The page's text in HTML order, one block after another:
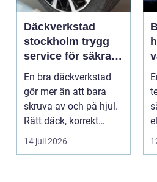
Däckverkstad
stockholm trygg
service för säkra
mil året runt
En bra däckverkstad
gör mer än att bara
skruva av och på hjul.
Rätt däck, korrekt
montering och rege...
14 juli 2026